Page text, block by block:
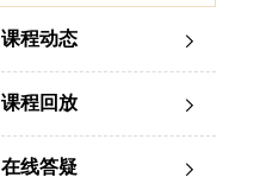
课程动态
课程回放
在线答疑